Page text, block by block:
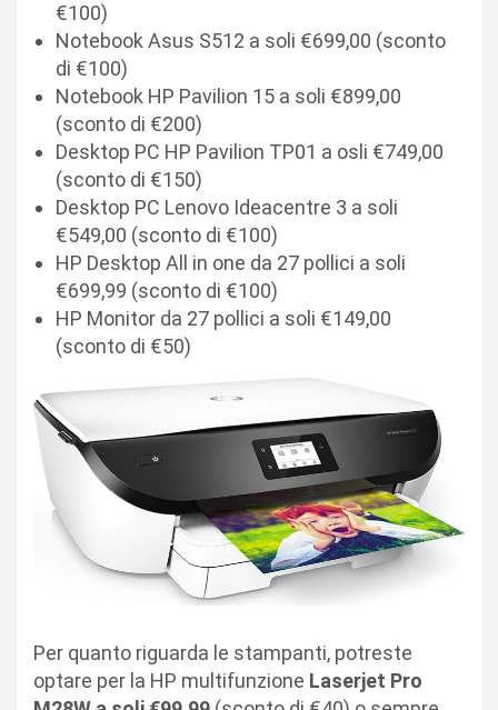
€100)
Notebook Asus S512 a soli €699,00 (sconto
di €100)
Notebook HP Pavilion 15 a soli €899,00
(sconto di €200)
Desktop PC HP Pavilion TP01 a osli €749,00
(sconto di €150)
Desktop PC Lenovo Ideacentre 3 a soli
€549,00 (sconto di €100)
HP Desktop All in one da 27 pollici a soli
€699,99 (sconto di €100)
HP Monitor da 27 pollici a soli €149,00
(sconto di €50)
Per quanto riguarda le stampanti, potreste
optare per la HP multifunzione Laserjet Pro